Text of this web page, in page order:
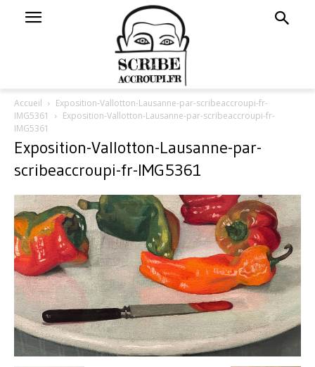
Accueil
Exposition-Vallotton-Lausanne-par-scribeaccroupi-fr-
IMG5361
Exposition-Vallotton-Lausanne-par-scribeaccroupi-fr-
IMG5361
Exposition-Vallotton-Lausanne-par-
scribeaccroupi-fr-IMG5361